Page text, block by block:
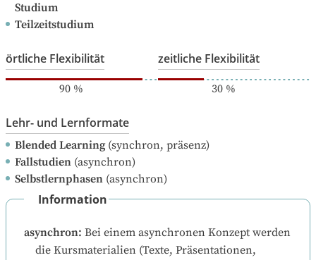
Studium
Teilzeitstudium
örtliche Flexibilität
90%
zeitliche Flexibilität
30%
Lehr- und Lernformate
Blended Learning(synchron, präsenz)
Fallstudien (asynchron)
Selbstlernphasen (asynchron)
Information
asynchron: Bei einem asynchronen Konzept werden
die Kursmaterialien (Texte, Präsentationen,